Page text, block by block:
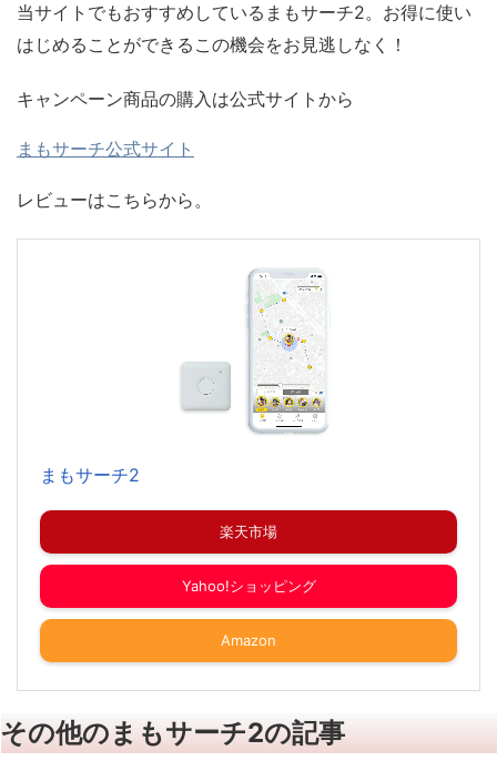
当サイトでもおすすめしているまもサーチ2。お得に使い
はじめることができるこの機会をお見逃しなく！
キャンペーン商品の購入は公式サイトから
まもサーチ公式サイト
レビューはこちらから。
まもサーチ2
楽天市場
Yahoo!ショッピング
Amazon
その他のまもサーチ2の記事